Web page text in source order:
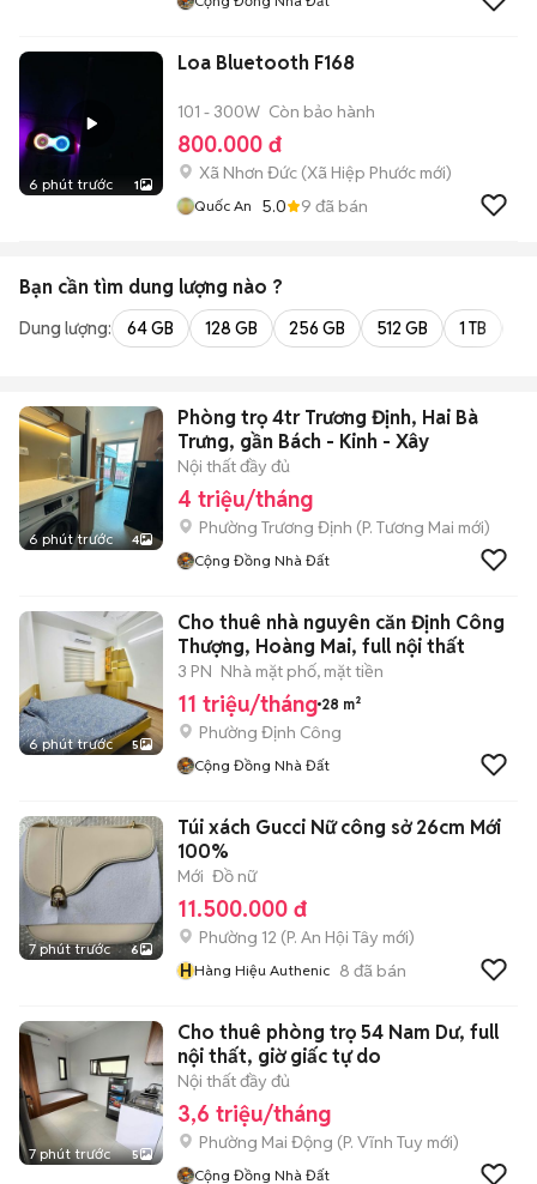
6 phút trước 1
Loa Bluetooth F168
101 - 300W Còn bảo hành
800.000 đ
Xã Nhơn Đức (Xã Hiệp Phước mới)
Quốc An 5.0 9 đã bán
Bạn cần tìm dung lượng nào ?
Dung lượng: 64 GB 128 GB 256 GB 512 GB 1 TB
6 phút trước 4
Phòng trọ 4tr Trương Định, Hai Bà
Trưng, gần Bách - Kinh - Xây
Nội thất đầy đủ
4 triệu/tháng
Phường Trương Định (P. Tương Mai mới)
Cộng Đồng Nhà Đất
6 phút trước 5
Cho thuê nhà nguyên căn Định Công
Thượng, Hoàng Mai, full nội thất
3 PN Nhà mặt phố, mặt tiền
11 triệu/tháng 28 m²
Phường Định Công
Cộng Đồng Nhà Đất
7 phút trước 6
Túi xách Gucci Nữ công sở 26cm Mới
100%
Mới Đồ nữ
11.500.000 đ
Phường 12 (P. An Hội Tây mới)
HHàng Hiệu Authenic 8 đã bán
7 phút trước 5
Cho thuê phòng trọ 54 Nam Dư, full
nội thất, giờ giấc tự do
Nội thất đầy đủ
3,6 triệu/tháng
Phường Mai Động (P. Vĩnh Tuy mới)
Cộng Đồng Nhà Đất